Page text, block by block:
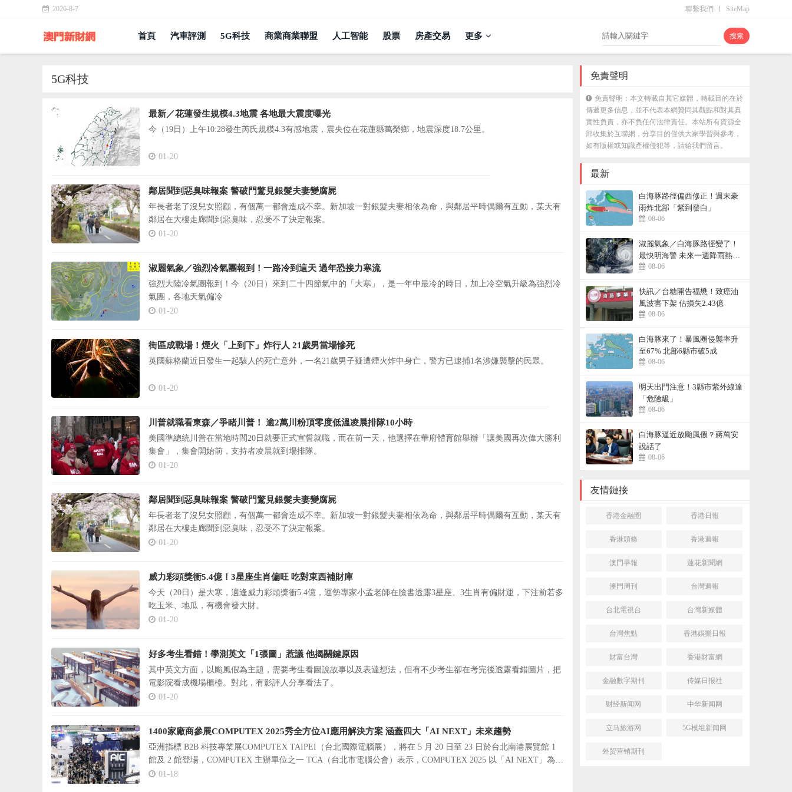
2026-8-7 聯繫我們 SiteMap
首頁 汽車評測 5G科技 商業商業聯盟 人工智能 股票 房產交易 更多
5G科技
最新／花蓮發生規模4.3地震 各地最大震度曝光
今（19日）上午10:28發生芮氏規模4.3有感地震，震央位在花蓮縣萬榮鄉，地震深度18.7公里。
01-20
鄰居聞到惡臭味報案 警破門驚見銀髮夫妻變腐屍
年長者老了沒兒女照顧，有個萬一都會造成不幸。新加坡一對銀髮夫妻相依為命，與鄰居平時偶爾有互動，某天有
鄰居在大樓走廊聞到惡臭味，忍受不了決定報案。
01-20
淑麗氣象／強烈冷氣團報到！一路冷到這天 過年恐接力寒流
強烈大陸冷氣團報到！今（20日）來到二十四節氣中的「大寒」，是一年中最冷的時日，加上冷空氣升級為強烈冷
氣團，各地天氣偏冷
01-20
街區成戰場！煙火「上到下」炸行人 21歲男當場慘死
英國蘇格蘭近日發生一起駭人的死亡意外，一名21歲男子疑遭煙火炸中身亡，警方已逮捕1名涉嫌襲擊的民眾。
01-20
川普就職看東森／爭睹川普！ 逾2萬川粉頂零度低溫凌晨排隊10小時
美國準總統川普在當地時間20日就要正式宣誓就職，而在前一天，他選擇在華府體育館舉辦「讓美國再次偉大勝利
集會」，集會開始前，支持者凌晨就到場排隊。
01-20
鄰居聞到惡臭味報案 警破門驚見銀髮夫妻變腐屍
年長者老了沒兒女照顧，有個萬一都會造成不幸。新加坡一對銀髮夫妻相依為命，與鄰居平時偶爾有互動，某天有
鄰居在大樓走廊聞到惡臭味，忍受不了決定報案。
01-20
威力彩頭獎衝5.4億！3星座生肖偏旺 吃對東西補財庫
今天（20日）是大寒，適逢威力彩頭獎衝5.4億，運勢專家小孟老師在臉書透露3星座、3生肖有偏財運，下注前若多
吃玉米、地瓜，有機會發大財。
01-20
好多考生看錯！學測英文「1張圖」惹議 他揭關鍵原因
其中英文方面，以颱風假為主題，需要考生看圖說故事以及表達想法，但有不少考生卻在考完後透露看錯圖片，把
電影院看成機場櫃檯。對此，有影評人分享看法了。
01-20
1400家廠商參展COMPUTEX 2025秀全方位AI應用解決方案 涵蓋四大「AI NEXT」未來趨勢
亞洲指標 B2B 科技專業展COMPUTEX TAIPEI（台北國際電腦展），將在 5 月 20 日至 23 日於台北南港展覽館 1
館及 2 館登場，COMPUTEX 主辦單位之一 TCA（台北市電腦公會）表示，COMPUTEX 2025 以「AI NEXT」為主
軸，將有 1400 家廠商，使用
01-18
免責聲明
免責聲明：本文轉載自其它媒體，轉載目的在於
傳遞更多信息，並不代表本網贊同其觀點和對其真
實性負責，亦不負任何法律責任。本站所有資源全
部收集於互聯網，分享目的僅供大家學習與參考，
如有版權或知識產權侵犯等，請給我們留言。
最新
白海豚路徑偏西修正！週末豪
雨炸北部「紫到發白」
08-06
淑麗氣象／白海豚路徑變了！
最快明海警 未來一週降雨熱區
曝 08-06
快訊／台糖開告福懋！致癌油
風波害下架 估損失2.43億
08-06
白海豚來了！暴風圈侵襲率升
至67% 北部6縣市破5成
08-06
明天出門注意！3縣市紫外線達
「危險級」
08-06
白海豚逼近放颱風假？蔣萬安
說話了
08-06
友情鏈接
香港金融圈 香港日報
香港頭條 香港週報
澳門早報 蓮花新聞網
澳門周刊 台灣週報
台北電視台 台灣新媒體
台灣焦點 香港娛樂日報
財富台灣 香港財富網
金融數字期刊 传媒日报社
财经新闻网 中华新闻网
立马旅游网 5G模组新闻网
外贸营销期刊